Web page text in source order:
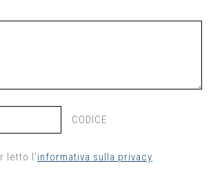
CODICE
letto l'informativa sulla privacy